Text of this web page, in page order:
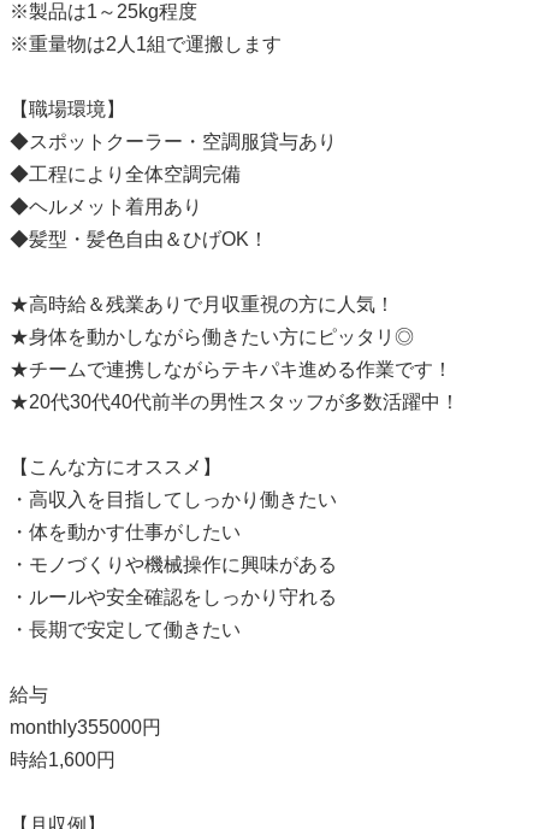
※製品は1～25kg程度
※重量物は2人1組で運搬します
【職場環境】
◆スポットクーラー・空調服貸与あり
◆工程により全体空調完備
◆ヘルメット着用あり
◆髪型・髪色自由＆ひげOK！
★高時給＆残業ありで月収重視の方に人気！
★身体を動かしながら働きたい方にピッタリ◎
★チームで連携しながらテキパキ進める作業です！
★20代30代40代前半の男性スタッフが多数活躍中！
【こんな方にオススメ】
・高収入を目指してしっかり働きたい
・体を動かす仕事がしたい
・モノづくりや機械操作に興味がある
・ルールや安全確認をしっかり守れる
・長期で安定して働きたい
給与
monthly355000円
時給1,600円